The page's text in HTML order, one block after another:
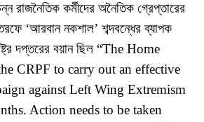
রাজনৈতিক কর্মীদের অনৈতিক গ্রেপ্তারের
‘আরবান নকশাল’ শব্দবন্ধের ব্যাপক
দপ্তরের বয়ান ছিল “The Home
CRPF to carry out an effective
against Left Wing Extremism
Action needs to be taken